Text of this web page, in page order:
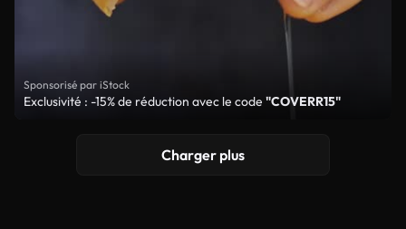
Sponsorisé par iStock
Exclusivité : -15% de réduction avec le code "COVERR15"
Charger plus